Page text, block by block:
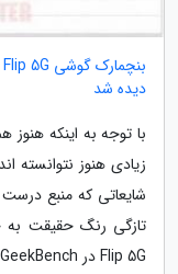
دیده شد
با توجه به اینکه
زیادی هنوز نتوانسته
شایعاتی که منبع درست
Flip 5G در GeekBench است. با توجه...